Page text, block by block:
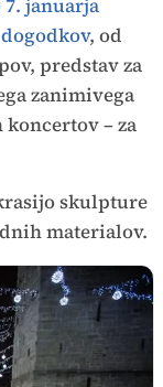
, od
predstav za
zanimivega
– za
skulpture
materialov.